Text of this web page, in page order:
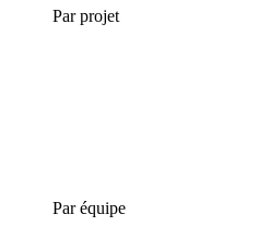
Par projet
Par équipe